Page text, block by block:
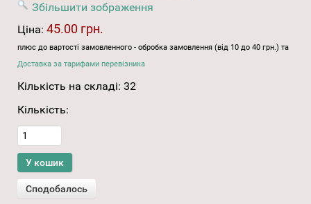
Збільшити зображення
Ціна: 45.00 грн.
плюс до вартості замовленного - обробка замовлення (від 10 до 40 грн.) та
Доставка за тарифами перевізника
Кількість на складі: 32
Кількість: